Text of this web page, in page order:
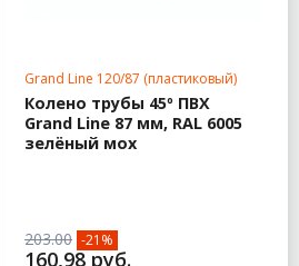
Grand Line 120/87 (пластиковый)
Колено трубы 45º ПВХ
Grand Line 87 мм, RAL 6005
зелёный мох
203.00 -21%
160,98 руб.